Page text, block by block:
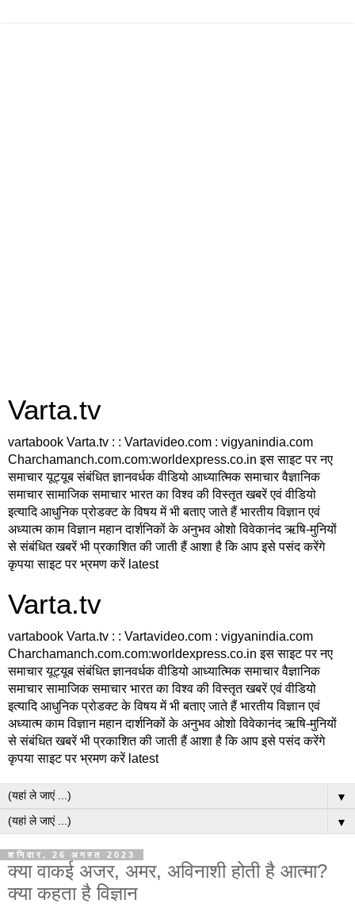
Varta.tv
vartabook Varta.tv : : Vartavideo.com : vigyanindia.com
Charchamanch.com.com:worldexpress.co.in इस साइट पर नए
समाचार यूट्यूब संबंधित ज्ञानवर्धक वीडियो आध्यात्मिक समाचार वैज्ञानिक
समाचार सामाजिक समाचार भारत का विश्व की विस्तृत खबरें एवं वीडियो
इत्यादि आधुनिक प्रोडक्ट के विषय में भी बताए जाते हैं भारतीय विज्ञान एवं
अध्यात्म काम विज्ञान महान दार्शनिकों के अनुभव ओशो विवेकानंद ऋषि-मुनियों
से संबंधित खबरें भी प्रकाशित की जाती हैं आशा है कि आप इसे पसंद करेंगे
कृपया साइट पर भ्रमण करें latest
Varta.tv
vartabook Varta.tv : : Vartavideo.com : vigyanindia.com
Charchamanch.com.com:worldexpress.co.in इस साइट पर नए
समाचार यूट्यूब संबंधित ज्ञानवर्धक वीडियो आध्यात्मिक समाचार वैज्ञानिक
समाचार सामाजिक समाचार भारत का विश्व की विस्तृत खबरें एवं वीडियो
इत्यादि आधुनिक प्रोडक्ट के विषय में भी बताए जाते हैं भारतीय विज्ञान एवं
अध्यात्म काम विज्ञान महान दार्शनिकों के अनुभव ओशो विवेकानंद ऋषि-मुनियों
से संबंधित खबरें भी प्रकाशित की जाती हैं आशा है कि आप इसे पसंद करेंगे
कृपया साइट पर भ्रमण करें latest
▼
▼
शनिवार, 26 अगस्त 2023
क्‍या वाकई अजर, अमर, अविनाशी होती है आत्‍मा?
क्‍या कहता है विज्ञान